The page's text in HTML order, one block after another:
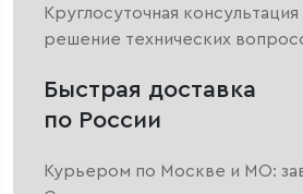
Круглосуточная
решение технических
Быстрая доставка
по России
Курьером по Москве и МО: